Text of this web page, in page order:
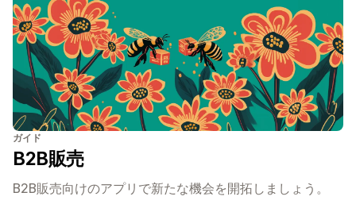
ガイド
B2B販売
B2B販売向けのアプリで新たな機会を開拓しましょう。